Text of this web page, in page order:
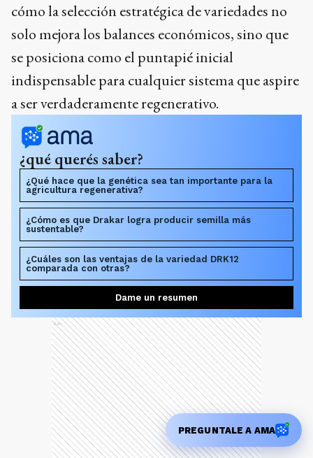
cómo la selección estratégica de variedades no
solo mejora los balances económicos, sino que
se posiciona como el puntapié inicial
indispensable para cualquier sistema que aspire
a ser verdaderamente regenerativo.
¿qué querés saber?
¿Qué hace que la genética sea tan importante para la
agricultura regenerativa?
¿Cómo es que Drakar logra producir semilla más
sustentable?
¿Cuáles son las ventajas de la variedad DRK12
comparada con otras?
Dame un resumen
Ads
PREGUNTALE A AMA